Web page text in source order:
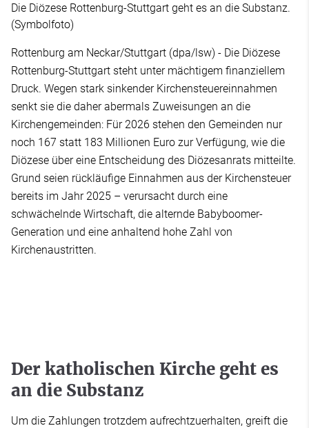
Die Diözese Rottenburg-Stuttgart geht es an die Substanz.
(Symbolfoto)
Rottenburg am Neckar/Stuttgart (dpa/lsw) - Die Diözese
Rottenburg-Stuttgart steht unter mächtigem finanziellem
Druck. Wegen stark sinkender Kirchensteuereinnahmen
senkt sie die daher abermals Zuweisungen an die
Kirchengemeinden: Für 2026 stehen den Gemeinden nur
noch 167 statt 183 Millionen Euro zur Verfügung, wie die
Diözese über eine Entscheidung des Diözesanrats mitteilte.
Grund seien rückläufige Einnahmen aus der Kirchensteuer
bereits im Jahr 2025 – verursacht durch eine
schwächelnde Wirtschaft, die alternde Babyboomer-
Generation und eine anhaltend hohe Zahl von
Kirchenaustritten.
Der katholischen Kirche geht es
an die Substanz
Um die Zahlungen trotzdem aufrechtzuerhalten, greift die